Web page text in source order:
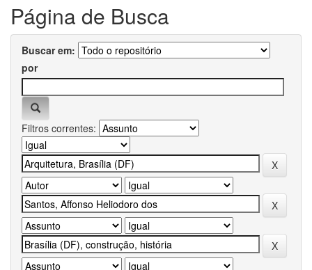
Página de Busca
Buscar em:
por
Filtros correntes: